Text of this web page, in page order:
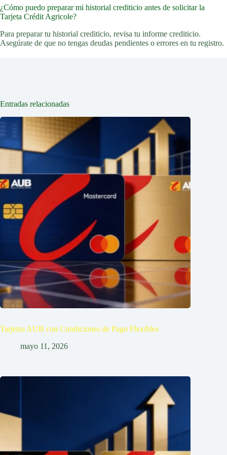
¿Cómo puedo preparar mi historial crediticio antes de solicitar la
Tarjeta Crédit Agricole?
Para preparar tu historial crediticio, revisa tu informe crediticio.
Asegúrate de que no tengas deudas pendientes o errores en tu registro.
Entradas relacionadas
Tarjetas AUB con Condiciones de Pago Flexibles
mayo 11, 2026